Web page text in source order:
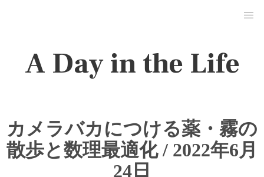
A Day in the Life
カメラバカにつける薬・霧の
散歩と数理最適化 / 2022年6月
24日